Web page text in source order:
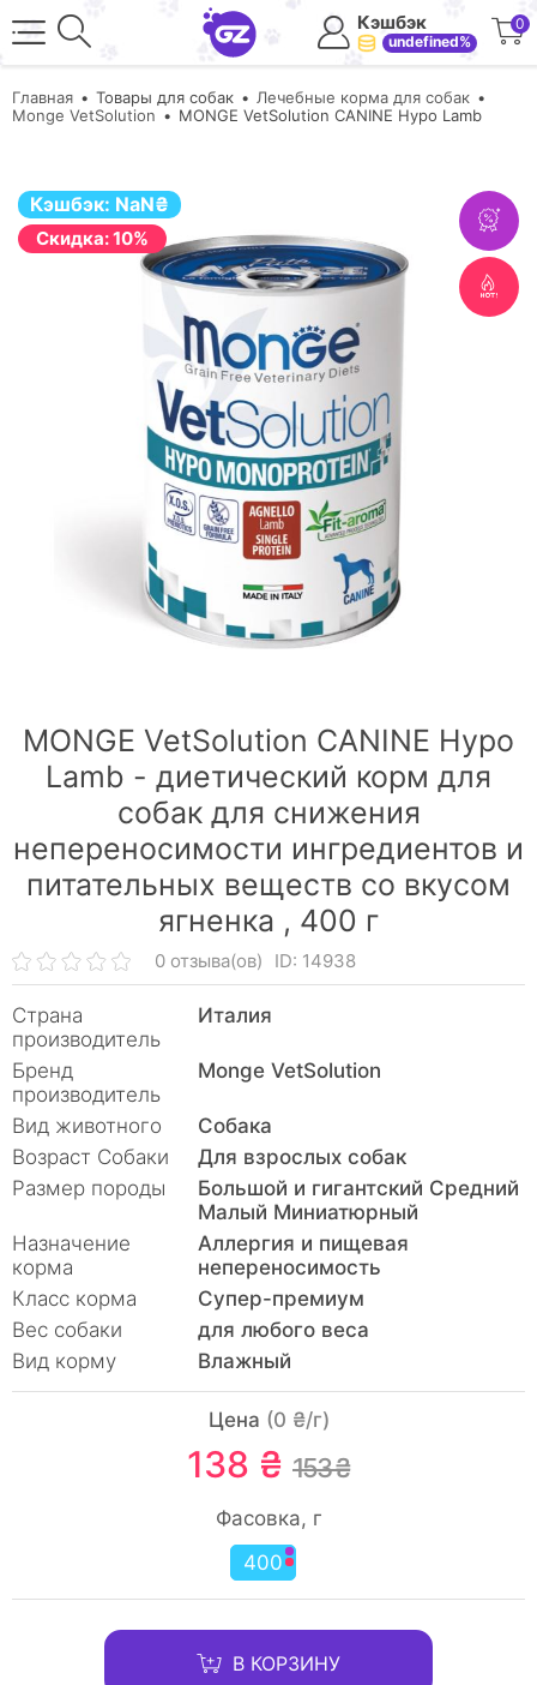
Кэшбэк
undefined%
0
Главная Товары для собак
Лечебные корма для собак
Monge VetSolution
MONGE VetSolution CANINE Hypo Lamb
Кэшбэк: NaN₴
Cкидка: 10%
MONGE VetSolution CANINE Hypo
Lamb - диетический корм для
собак для снижения
непереносимости ингредиентов и
питательных веществ со вкусом
ягненка , 400 г
0 отзыва(ов) ID: 14938
Страна
производитель
Италия
Бренд
производитель
Monge VetSolution
Вид животного
Собака
Возраст Собаки
Для взрослых собак
Размер породы
Большой и гигантский Средний
Малый Миниатюрный
Назначение
корма
Аллергия и пищевая
непереносимость
Класс корма
Супер-премиум
Вес собаки
для любого веса
Вид корму
Влажный
Цена (0 ₴/г)
138 ₴ 153 ₴
Фасовка, г
400
В КОРЗИНУ